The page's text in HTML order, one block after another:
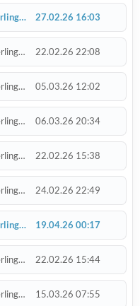
FG Oerlinghausen 27.02.26 16:03
FG Oerlinghausen 22.02.26 22:08
FG Oerlinghausen 05.03.26 12:02
FG Oerlinghausen 06.03.26 20:34
FG Oerlinghausen 22.02.26 15:38
FG Oerlinghausen 24.02.26 22:49
FG Oerlinghausen 19.04.26 00:17
FG Oerlinghausen 22.02.26 15:44
FG Oerlinghausen 15.03.26 07:55